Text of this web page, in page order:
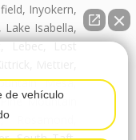
Inyokern,
Lake Isabella,
Lebec, Lost
Mettler,
Mesa,
Mountain
Rosamond,
de vehículo